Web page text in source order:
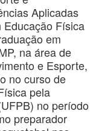
Aplicadas
Educação Física
em
na área de
e Esporte,
no curso de
pela
no período
preparador